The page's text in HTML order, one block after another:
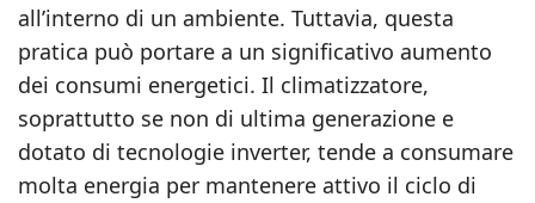
all’interno di un ambiente. Tuttavia, questa
pratica può portare a un significativo aumento
dei consumi energetici. Il climatizzatore,
soprattutto se non di ultima generazione e
dotato di tecnologie inverter, tende a consumare
molta energia per mantenere attivo il ciclo di